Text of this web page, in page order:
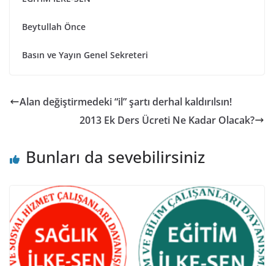
Beytullah Önce
Basın ve Yayın Genel Sekreteri
Alan değiştirmedeki “il” şartı derhal kaldırılsın!
2013 Ek Ders Ücreti Ne Kadar Olacak?
Bunları da sevebilirsiniz